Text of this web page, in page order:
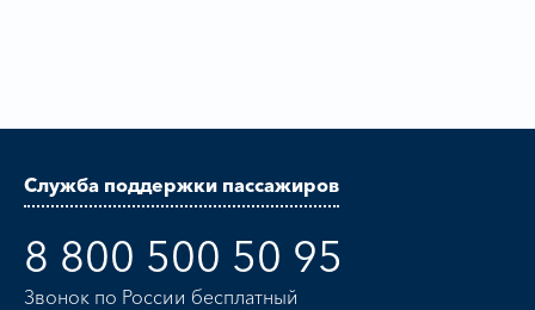
Служба поддержки пассажиров
8 800 500 50 95
Звонок по России бесплатный